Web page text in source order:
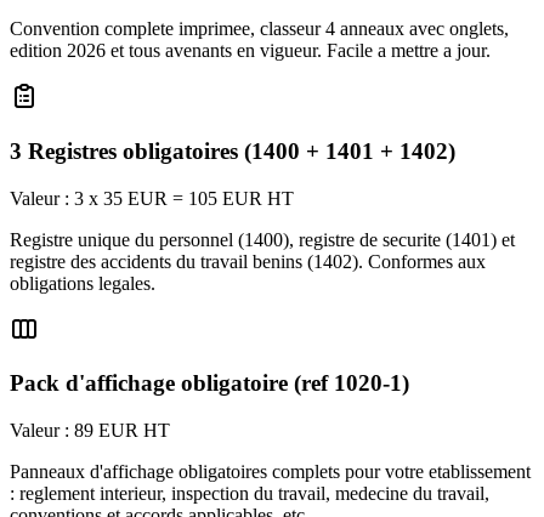
Convention complete imprimee, classeur 4 anneaux avec onglets,
edition 2026 et tous avenants en vigueur. Facile a mettre a jour.
3 Registres obligatoires (1400 + 1401 + 1402)
Valeur : 3 x 35 EUR = 105 EUR HT
Registre unique du personnel (1400), registre de securite (1401) et
registre des accidents du travail benins (1402). Conformes aux
obligations legales.
Pack d'affichage obligatoire (ref 1020-1)
Valeur : 89 EUR HT
Panneaux d'affichage obligatoires complets pour votre etablissement
: reglement interieur, inspection du travail, medecine du travail,